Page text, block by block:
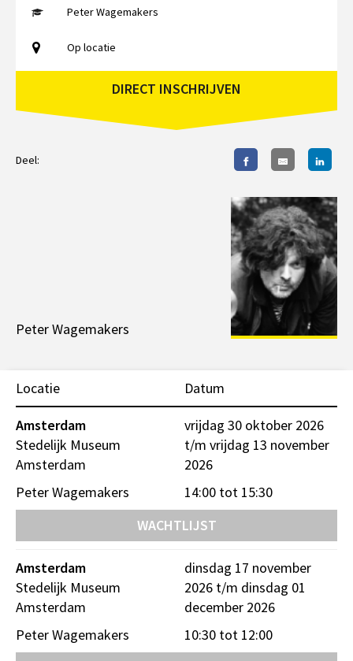
Peter Wagemakers
Op locatie
DIRECT INSCHRIJVEN
Deel:
Peter Wagemakers
Locatie Datum
Amsterdam
Stedelijk Museum
Amsterdam
vrijdag 30 oktober 2026
t/m vrijdag 13 november
2026
14:00 tot 15:30
Peter Wagemakers
WACHTLIJST
Amsterdam
Stedelijk Museum
Amsterdam
dinsdag 17 november
2026 t/m dinsdag 01
december 2026
10:30 tot 12:00
Peter Wagemakers